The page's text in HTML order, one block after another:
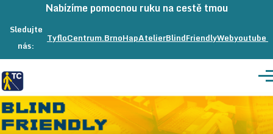
Přeskočit na hlavní obsah
Nabízíme pomocnou ruku na cestě tmou
Sledujte
nás:
TyfloCentrum.Brnona
HapAtelierna
BlindFriendlyWebna
youtube